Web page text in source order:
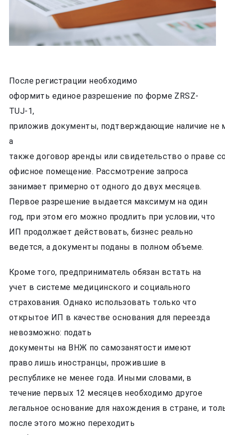
После регистрации необходимо
оформить единое разрешение по форме ZRSZ-
TUJ-1,
приложив документы, подтверждающие наличие не
а
также договор аренды или свидетельство о праве
офисное помещение. Рассмотрение запроса
занимает примерно от одного до двух месяцев.
Первое разрешение выдается максимум на один
год, при этом его можно продлить при условии, что
ИП продолжает действовать, бизнес реально
ведется, а документы поданы в полном объеме.
Кроме того, предприниматель обязан встать на
учет в системе медицинского и социального
страхования. Однако использовать только что
открытое ИП в качестве основания для переезда
невозможно: подать
документы на ВНЖ по самозанятости имеют
право лишь иностранцы, прожившие в
республике не менее года. Иными словами, в
течение первых 12 месяцев необходимо другое
легальное основание для нахождения в стране, и
после этого можно переходить